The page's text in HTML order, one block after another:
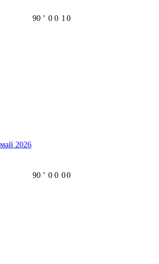
90 ʼ 0 0 1 0
2026
90 ʼ 0 0 00